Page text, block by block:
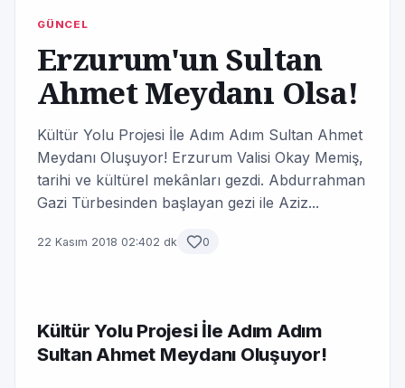
GÜNCEL
Erzurum'un Sultan
Ahmet Meydanı Olsa!
Kültür Yolu Projesi İle Adım Adım Sultan Ahmet
Meydanı Oluşuyor! Erzurum Valisi Okay Memiş,
tarihi ve kültürel mekânları gezdi. Abdurrahman
Gazi Türbesinden başlayan gezi ile Aziz...
22 Kasım 2018 02:402 dk 0
Kültür Yolu Projesi İle Adım Adım
Sultan Ahmet Meydanı Oluşuyor!